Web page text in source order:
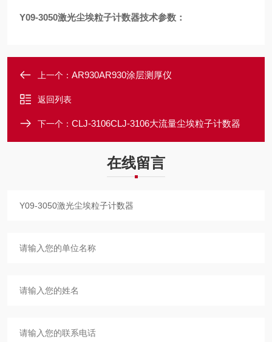
Y09-3050激光尘埃粒子计数器技术参数：
上一个： AR930AR930涂层测厚仪
返回列表
下一个： CLJ-3106CLJ-3106大流量尘埃粒子计数器
在线留言